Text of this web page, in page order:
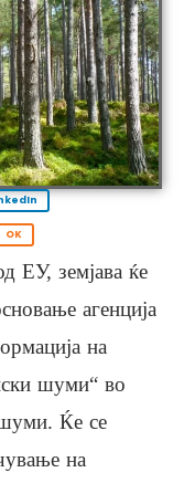
OK
ЕУ, земјава ќе
агенција
на
шуми“ во
Ќе се
на